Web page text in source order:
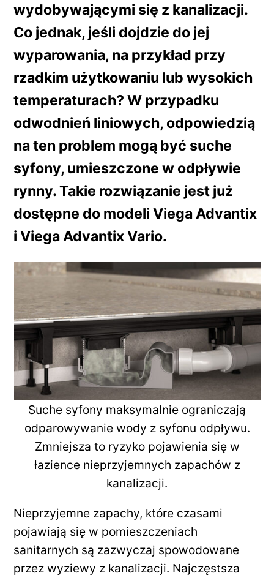
wydobywającymi się z kanalizacji.
Co jednak, jeśli dojdzie do jej
wyparowania, na przykład przy
rzadkim użytkowaniu lub wysokich
temperaturach? W przypadku
odwodnień liniowych, odpowiedzią
na ten problem mogą być suche
syfony, umieszczone w odpływie
rynny. Takie rozwiązanie jest już
dostępne do modeli Viega Advantix
i Viega Advantix Vario.
Suche syfony maksymalnie ograniczają
odparowywanie wody z syfonu odpływu.
Zmniejsza to ryzyko pojawienia się w
łazience nieprzyjemnych zapachów z
kanalizacji.
Nieprzyjemne zapachy, które czasami
pojawiają się w pomieszczeniach
sanitarnych są zazwyczaj spowodowane
przez wyziewy z kanalizacji. Najczęstsza